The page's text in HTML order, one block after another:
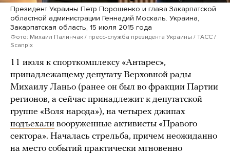
Президент Украины Петр Порошенко и глава Закарпатской
областной администрации Геннадий Москаль. Украина,
Закарпатская область, 15 июля 2015 года
Фото: Михаил Палинчак / пресс-служба президента Украины / ТАСС /
Scanpix
11 июля к спорткомплексу «Антарес»,
принадлежащему депутату Верховной рады
Михаилу Ланьо (ранее он был во фракции Партии
регионов, а сейчас принадлежит к депутатской
группе «Воля народа»), на четырех джипах
подъехали вооруженные активисты «Правого
сектора». Началась стрельба, причем неожиданно
на место событий практически мгновенно